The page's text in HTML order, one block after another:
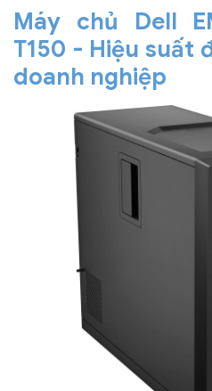
Máy chủ Dell
T150 - Hiệu suất
doanh nghiệp